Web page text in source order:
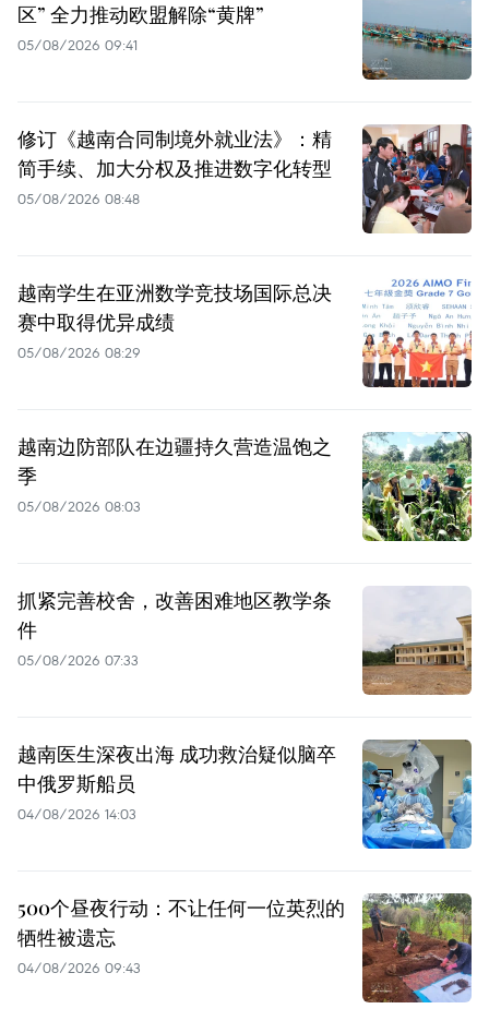
区” 全力推动欧盟解除“黄牌”
05/08/2026 09:41
修订《越南合同制境外就业法》：精
简手续、加大分权及推进数字化转型
05/08/2026 08:48
越南学生在亚洲数学竞技场国际总决
赛中取得优异成绩
05/08/2026 08:29
越南边防部队在边疆持久营造温饱之
季
05/08/2026 08:03
抓紧完善校舍，改善困难地区教学条
件
05/08/2026 07:33
越南医生深夜出海 成功救治疑似脑卒
中俄罗斯船员
04/08/2026 14:03
500个昼夜行动：不让任何一位英烈的
牺牲被遗忘
04/08/2026 09:43